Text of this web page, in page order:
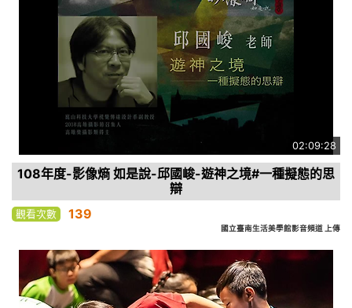
02:09:28
108年度-影像熵 如是說-邱國峻-遊神之境#一種擬態的思
辯
觀看次數 139
國立臺南生活美學館影音頻道 上傳